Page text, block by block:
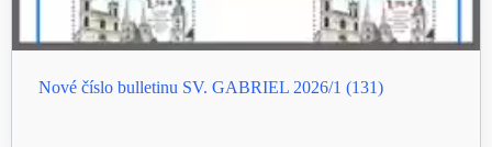
Nové číslo bulletinu SV. GABRIEL 2026/1 (131)